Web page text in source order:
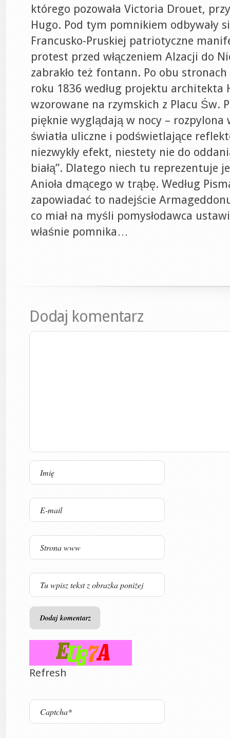
którego pozowała Victoria Drouet,
Hugo. Pod tym pomnikiem odbywały
Francusko-Pruskiej patriotyczne
protest przed włączeniem Alzacji do
zabrakło też fontann. Po obu stronach
roku 1836 według projektu
wzorowane na rzymskich z Placu Św.
pięknie wyglądają w nocy – rozpylona
światła uliczne i podświetlające
niezwykły efekt, niestety nie do
białą”. Dlatego niech tu reprezentuje
Anioła dmącego w trąbę. Według
zapowiadać to nadejście
co miał na myśli pomysłodawca
właśnie pomnika…
Dodaj komentarz
Refresh